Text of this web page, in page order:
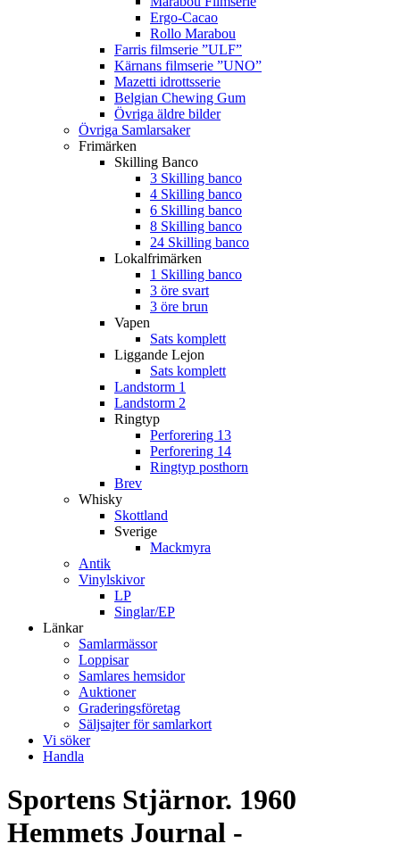
Ergo-Cacao
Rollo Marabou
Farris filmserie ”ULF”
Kärnans filmserie ”UNO”
Mazetti idrottsserie
Belgian Chewing Gum
Övriga äldre bilder
Övriga Samlarsaker
Frimärken
Skilling Banco
3 Skilling banco
4 Skilling banco
6 Skilling banco
8 Skilling banco
24 Skilling banco
Lokalfrimärken
1 Skilling banco
3 öre svart
3 öre brun
Vapen
Sats komplett
Liggande Lejon
Sats komplett
Landstorm 1
Landstorm 2
Ringtyp
Perforering 13
Perforering 14
Ringtyp posthorn
Brev
Whisky
Skottland
Sverige
Mackmyra
Antik
Vinylskivor
LP
Singlar/EP
Länkar
Samlarmässor
Loppisar
Samlares hemsidor
Auktioner
Graderingsföretag
Säljsajter för samlarkort
Vi söker
Handla
Sportens Stjärnor. 1960
Hemmets Journal -